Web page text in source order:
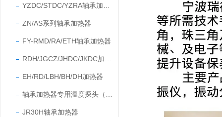
ZN/AS系列轴承加热器
FY-RMD/RA/ETH轴承加热器
EH/RD/LBH/BH/DH加热器
JR30H轴承加热器